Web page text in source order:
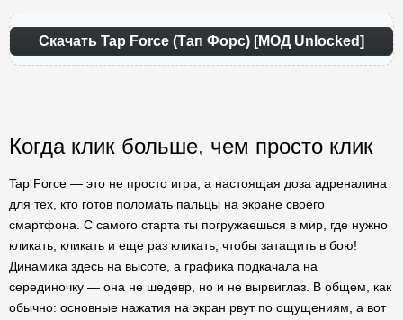
Скачать Tap Force (Тап Форс) [МОД Unlocked]
Когда клик больше, чем просто клик
Tap Force — это не просто игра, а настоящая доза адреналина
для тех, кто готов поломать пальцы на экране своего
смартфона. С самого старта ты погружаешься в мир, где нужно
кликать, кликать и еще раз кликать, чтобы затащить в бою!
Динамика здесь на высоте, а графика подкачала на
серединочку — она не шедевр, но и не вырвиглаз. В общем, как
обычно: основные нажатия на экран рвут по ощущениям, а вот